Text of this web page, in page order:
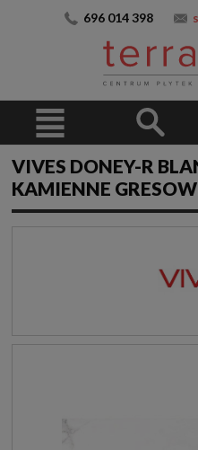
696 014 398
VIVES DONEY-R
KAMIENNE